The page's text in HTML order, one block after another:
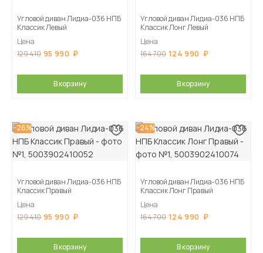
Угловой диван Лидиа-036 НПБ
Классик Левый
Цена
129 410 95 990
В корзину
Угловой диван Лидиа-036 НПБ
Классик Лонг Левый
Цена
164 700 124 990
В корзину
-26%
Угловой диван Лидиа-036 НПБ
Классик Правый
Цена
129 410 95 990
В корзину
-24%
Угловой диван Лидиа-036 НПБ
Классик Лонг Правый
Цена
164 700 124 990
В корзину